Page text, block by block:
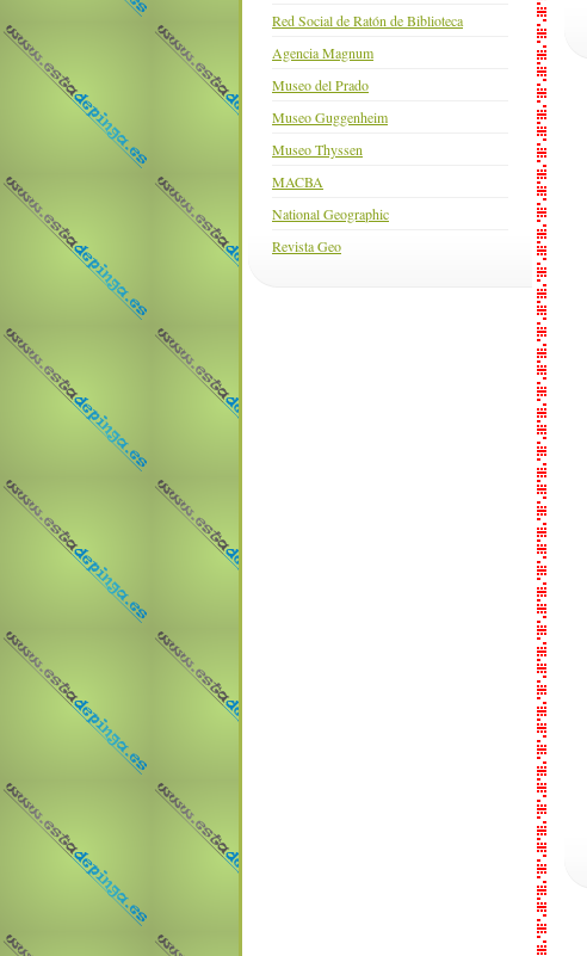
Red Social de Ratón de Biblioteca
Agencia Magnum
Museo del Prado
Museo Guggenheim
Museo Thyssen
MACBA
National Geographic
Revista Geo